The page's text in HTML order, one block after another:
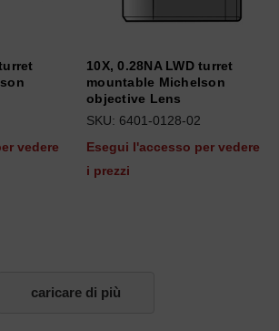
vedere
10X, 0.28NA LWD turret
mountable Michelson
objective Lens
SKU: 6401-0128-02
Esegui l'accesso per vedere
i prezzi
caricare di più